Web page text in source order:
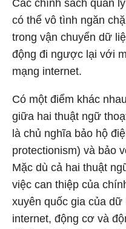
Các chính sách quản
có thể vô tình ngăn
trong vận chuyển dữ
động đi ngược lại với
mạng internet.
Có một điểm khác
giữa hai thuật ngữ
là chủ nghĩa bảo hộ
protectionism) và bảo
Mặc dù cả hai thuật
việc can thiệp của
xuyên quốc gia của
internet, động cơ và